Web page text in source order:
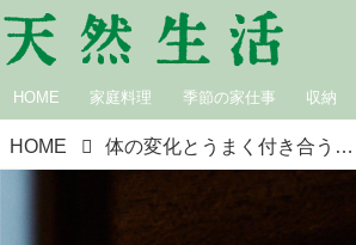
HOME 家庭料理 季節の家仕事 収納
HOME 体の変化とうまく付き合う｜人生後半、上手にくだる／一田憲子